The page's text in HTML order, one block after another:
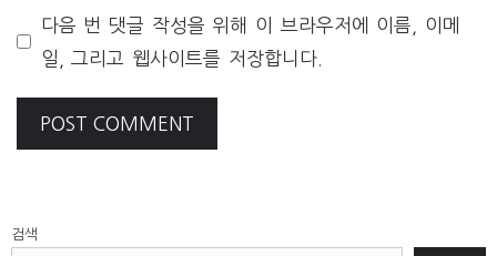
다음 번 댓글 작성을 위해 이 브라우저에 이름, 이메
일, 그리고 웹사이트를 저장합니다.
검색